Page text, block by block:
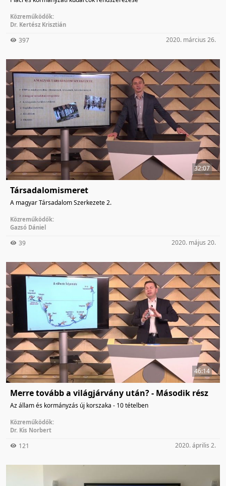
Közreműködők:
Dr. Kertész Krisztián
397 2020. március 26.
32:07
Társadalomismeret
A magyar Társadalom Szerkezete 2.
Közreműködők:
Gazsó Dániel
39 2020. május 20.
46:14
Merre tovább a világjárvány után? - Második rész
Az állam és kormányzás új korszaka - 10 tételben
Közreműködők:
Dr. Kis Norbert
121 2020. április 2.